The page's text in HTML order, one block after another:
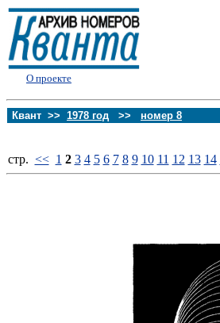
О проекте
Квант >> 1978 год >> номер 8
стp. << 1 2 3 4 5 6 7 8 9 10 11 12 13 14